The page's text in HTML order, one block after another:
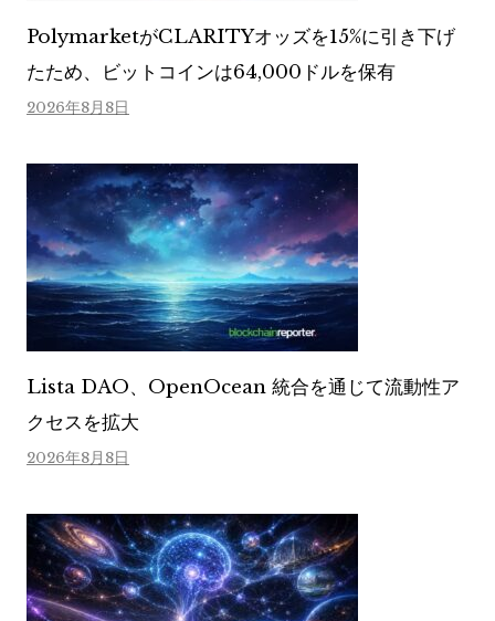
PolymarketがCLARITYオッズを15%に引き下げ
たため、ビットコインは64,000ドルを保有
2026年8月8日
Lista DAO、OpenOcean 統合を通じて流動性ア
クセスを拡大
2026年8月8日